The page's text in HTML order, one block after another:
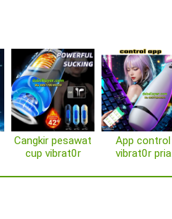
Cangkir pesawat
cup vibrat0r
App control
vibrat0r pria